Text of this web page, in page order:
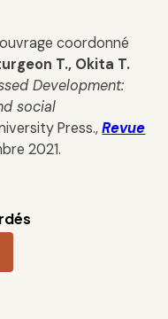
coordonné
T., Okita T.
Development:
social
Press.,Revue
2021.